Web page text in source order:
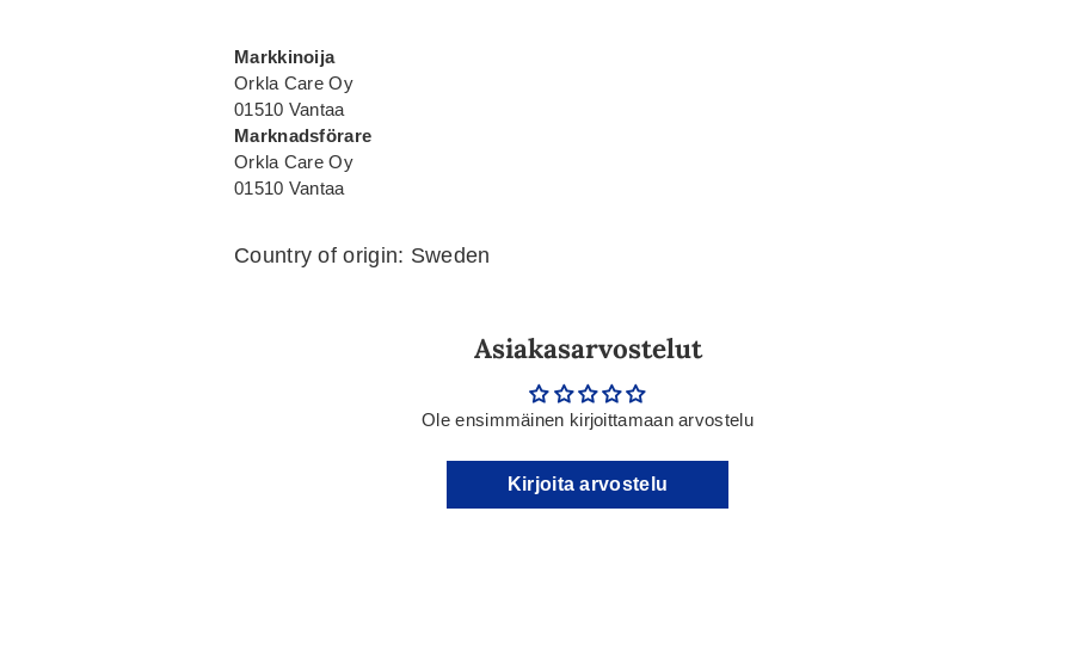
Markkinoija
Orkla Care Oy
01510 Vantaa
Marknadsförare
Orkla Care Oy
01510 Vantaa
Country of origin: Sweden
Asiakasarvostelut
Ole ensimmäinen kirjoittamaan arvostelu
Kirjoita arvostelu